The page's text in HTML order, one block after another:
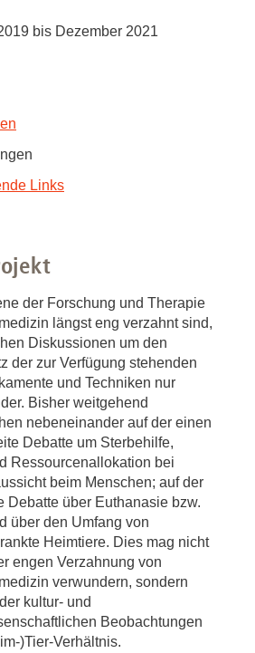
bis Dezember 2021
Links
der Forschung und Therapie
längst eng verzahnt sind,
Diskussionen um den
der zur Verfügung stehenden
und Techniken nur
Bisher weitgehend
nebeneinander auf der einen
Debatte um Sterbehilfe,
Ressourcenallokation bei
beim Menschen; auf der
Debatte über Euthanasie bzw.
über den Umfang von
Heimtiere. Dies mag nicht
engen Verzahnung von
verwundern, sondern
kultur- und
Beobachtungen
)Tier-Verhältnis.